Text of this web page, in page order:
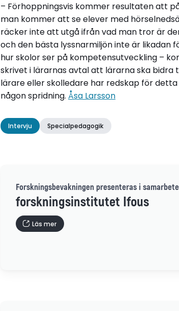
– Förhoppningsvis kommer resultaten att
man kommer att se elever med
räcker inte att utgå ifrån vad man tror är
och den bästa lyssnarmiljön inte är
hur skolor ser på kompetensutveckling –
skrivet i lärarnas avtal att lärarna ska bidra
lärare eller skolledare har redskap för
någon spridning. Åsa Larsson
Intervju Specialpedagogik
Forskningsbevakningen presenteras i
forskningsinstitutet Ifous
Läs mer